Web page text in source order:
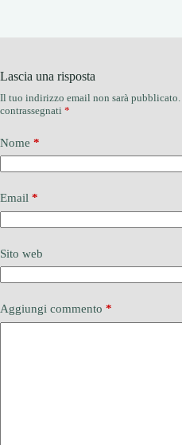
Lascia una risposta
Il tuo indirizzo email non sarà pubblicato.
contrassegnati *
Nome *
Email *
Sito web
Aggiungi commento *